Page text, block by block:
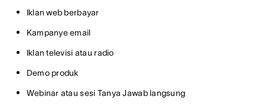
Iklan web berbayar
Kampanye email
Iklan televisi atau radio
Demo produk
Webinar atau sesi Tanya Jawab langsung